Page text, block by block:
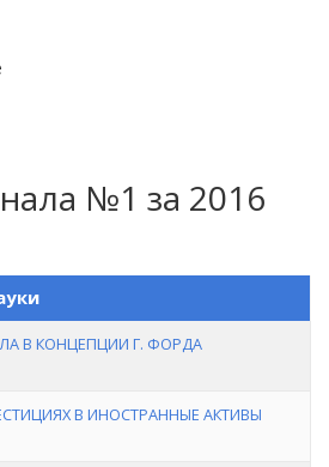
№1 за 2016
В КОНЦЕПЦИИ Г. ФОРДА
В ИНОСТРАННЫЕ АКТИВЫ